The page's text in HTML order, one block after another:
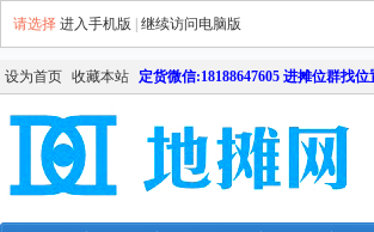
请选择 进入手机版 继续访问电脑版
设为首页 收藏本站 定货微信:18188647605 进摊位群找位